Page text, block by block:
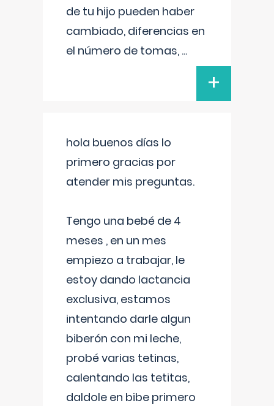
de tu hijo pueden haber
cambiado, diferencias en
el número de tomas, ...
+
hola buenos días lo
primero gracias por
atender mis preguntas.
Tengo una bebé de 4
meses , en un mes
empiezo a trabajar, le
estoy dando lactancia
exclusiva, estamos
intentando darle algun
biberón con mi leche,
probé varias tetinas,
calentando las tetitas,
daldole en bibe primero